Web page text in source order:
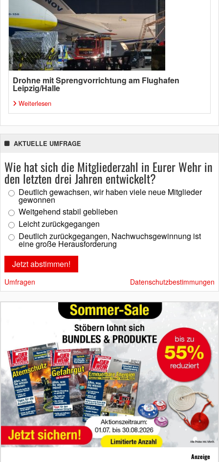
Drohne mit Sprengvorrichtung am Flughafen
Leipzig/Halle
Weiterlesen
AKTUELLE UMFRAGE
Wie hat sich die Mitgliederzahl in Eurer Wehr in
den letzten drei Jahren entwickelt?
Deutlich gewachsen, wir haben viele neue Mitglieder
gewonnen
Weitgehend stabil geblieben
Leicht zurückgegangen
Deutlich zurückgegangen, Nachwuchsgewinnung ist
eine große Herausforderung
Umfragen Datenschutzbestimmungen
Anzeige